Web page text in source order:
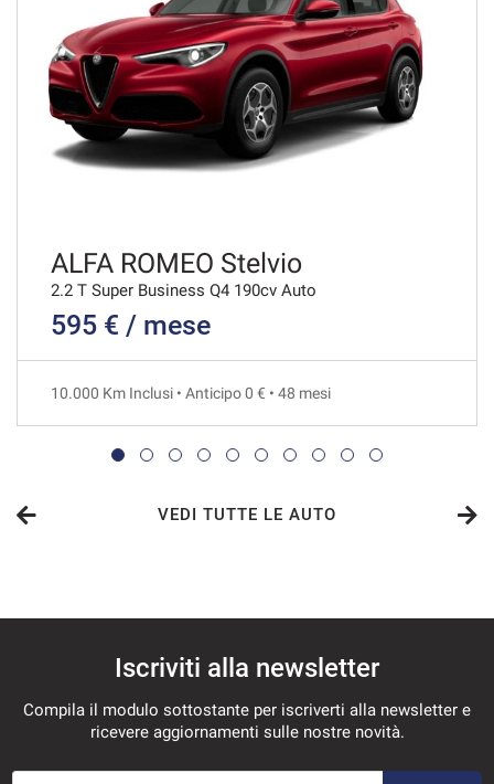
1.471€/mese
48 Mesi
VEDI
1.478€/mese
VEDI
1.491€/mese
36 Mesi
VEDI
ALFA ROMEO Stelvio
2.2 T Super Business Q4 190cv Auto
595 € / mese
10.000 Km Inclusi • Anticipo 0 € • 48 mesi
VEDI TUTTE LE AUTO
Iscriviti alla newsletter
Compila il modulo sottostante per iscriverti alla newsletter e
ricevere aggiornamenti sulle nostre novità.